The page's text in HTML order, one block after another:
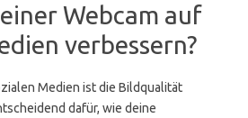
Webcam auf
verbessern?
Medien ist die Bildqualität
dafür, wie deine